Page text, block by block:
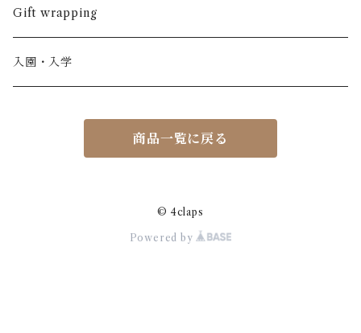
半ズボン
ワンピース
カーディガン / 羽織もの
BOBOCHOSES
BONHEUR DU JOUR
ウール
アルパカ
Italy / イタリア
NY / ニューヨーク
Spain / スペイン
男の子
女の子
くつ・帽子・Bag
Gift wrapping
入園・入学
商品一覧に戻る
© 4claps
Powered by